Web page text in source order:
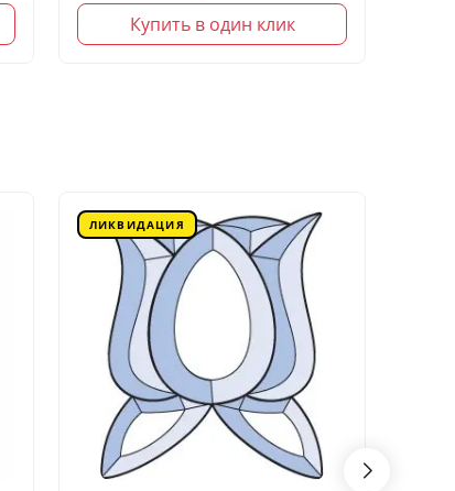
Купить в один клик
ЛИКВИДАЦИЯ